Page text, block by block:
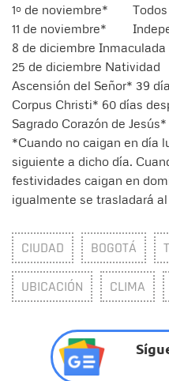
1º de noviembre*
11 de noviembre*
8 de diciembre
25 de diciembre Natividad
Ascensión del Señor* 39
Corpus Christi* 60 días
Sagrado Corazón de
*Cuando no caigan en día
siguiente a dicho día.
festividades caigan en
igualmente se trasladará
CIUDAD BOGOTÁ
UBICACIÓN CLIMA